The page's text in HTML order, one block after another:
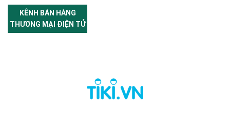
KÊNH BÁN HÀNG
THƯƠNG MẠI ĐIỆN TỬ